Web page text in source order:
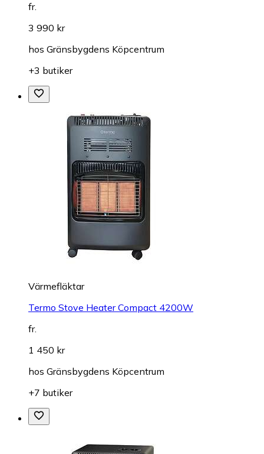
fr.
3 990 kr
hos Gränsbygdens Köpcentrum
+3 butiker
Värmefläktar
Termo Stove Heater Compact 4200W
fr.
1 450 kr
hos Gränsbygdens Köpcentrum
+7 butiker